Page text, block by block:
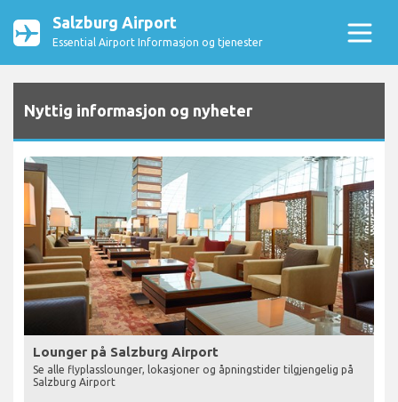
Salzburg Airport
Essential Airport Informasjon og tjenester
Nyttig informasjon og nyheter
Lounger på Salzburg Airport
Se alle flyplasslounger, lokasjoner og åpningstider tilgjengelig på
Salzburg Airport